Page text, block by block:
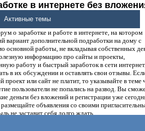
в интернете без
денег.
о заработке и работе в интернете, на котором
вариант дополнительной подработки на дому с
основной работы, не вкладывая собственных
информацию про сайты и проекты,
работу и быстрый заработок в сети
в их обсуждении и оставлять свои отзывы.
проект или сайт не платит, то указывайте в теме
пользователи не попались на развод. Вы
деньги без вложений и регистрации уже
объявления со своими
не заставит себя долго ждать.
Активные темы